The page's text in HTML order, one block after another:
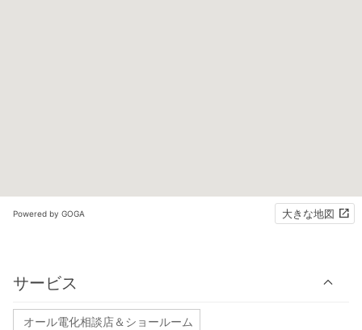
Powered by GOGA 大きな地図
サービス
オール電化相談店＆ショールーム